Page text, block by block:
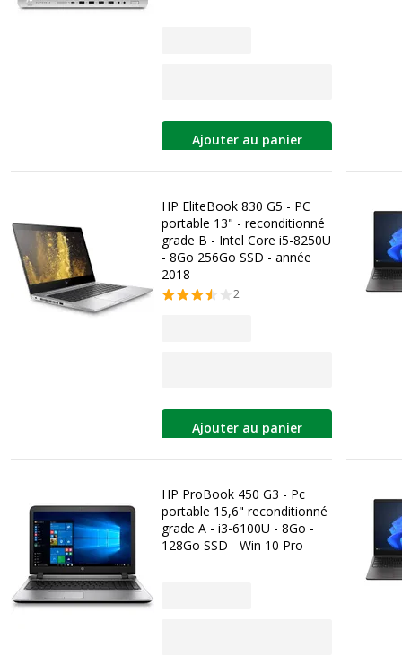
Ajouter au panier
HP EliteBook 830 G5 - PC
portable 13" - reconditionné
grade B - Intel Core i5-8250U
- 8Go 256Go SSD - année
2018
2
Ajouter au panier
HP ProBook 450 G3 - Pc
portable 15,6" reconditionné
grade A - i3-6100U - 8Go -
128Go SSD - Win 10 Pro